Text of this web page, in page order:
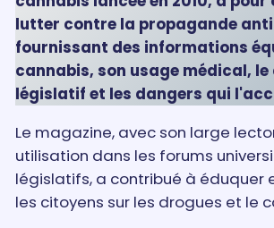
lutter contre la propagande
fournissant des informations
cannabis, son usage médical, le
législatif et les dangers qui
Le magazine, avec son large
utilisation dans les forums
législatifs, a contribué à éduquer
les citoyens sur les drogues et le